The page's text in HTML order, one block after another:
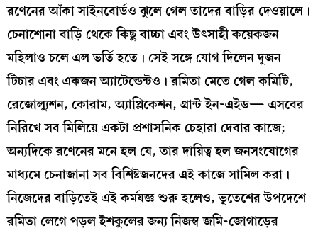
রণেনের আঁকা সাইনবোর্ডও ঝুলে গেল তাদের বাড়ির দেওয়ালে।
চেনাশোনা বাড়ি থেকে কিছু বাচ্চা এবং উৎসাহী কয়েকজন
মহিলাও চলে এল ভর্তি হতে। সেই সঙ্গে যোগ দিলেন দুজন
টিচার এবং একজন অ্যাটেন্ডেন্টও। রমিতা মেতে গেল কমিটি,
রেজোল্যুশন, কোরাম, অ্যাপ্লিকেশন, গ্রান্ট ইন-এইড— এসবের
নিরিখে সব মিলিয়ে একটা প্রশাসনিক চেহারা দেবার কাজে;
অন্যদিকে রণেনের মনে হল যে, তার দায়িত্ব হল জনসংযোগের
মাধ্যমে চেনাজানা সব বিশিষ্টজনদের এই কাজে সামিল করা।
নিজেদের বাড়িতেই এই কর্মযজ্ঞ শুরু হলেও, ভূতেশের উপদেশে
রমিতা লেগে পড়ল ইশকুলের জন্য নিজস্ব জমি-জোগাড়ের